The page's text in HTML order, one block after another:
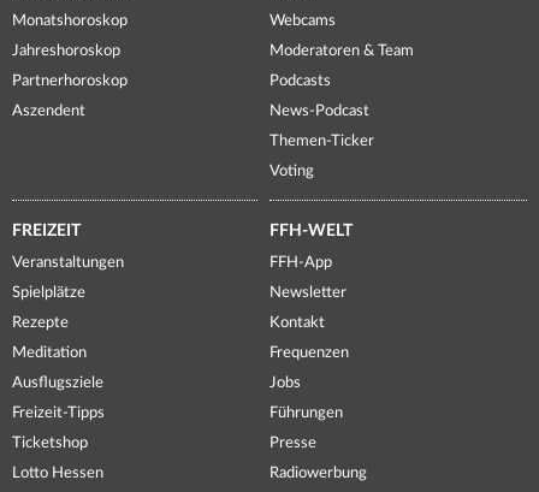
Monatshoroskop
Jahreshoroskop
Partnerhoroskop
Aszendent
Webcams
Moderatoren & Team
Podcasts
News-Podcast
Themen-Ticker
Voting
FREIZEIT
Veranstaltungen
Spielplätze
Rezepte
Meditation
Ausflugsziele
Freizeit-Tipps
Ticketshop
Lotto Hessen
FFH-WELT
FFH-App
Newsletter
Kontakt
Frequenzen
Jobs
Führungen
Presse
Radiowerbung